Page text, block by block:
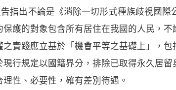
指出不論是《消除一切形式種族歧視國
護的對象包含所有居住在我國的人民，
實踐應立基於「機會平等之基礎上」，
現行規定以國籍界分，排除已取得永久居
性、必要性，確有差別待遇。